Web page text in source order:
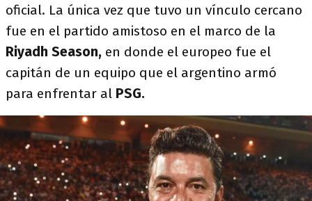
oficial. La única vez que tuvo un vínculo cercano
fue en el partido amistoso en el marco de la
Riyadh Season, en donde el europeo fue el
capitán de un equipo que el argentino armó
para enfrentar al PSG.